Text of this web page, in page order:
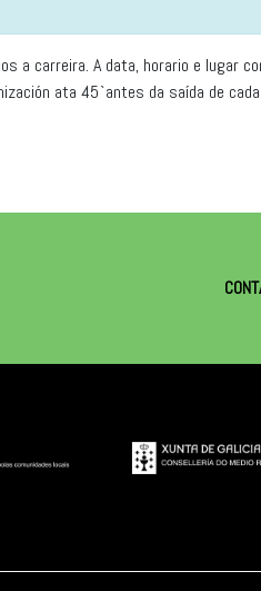
a carreira. A data, horario e lugar
ata 45`antes da saída de